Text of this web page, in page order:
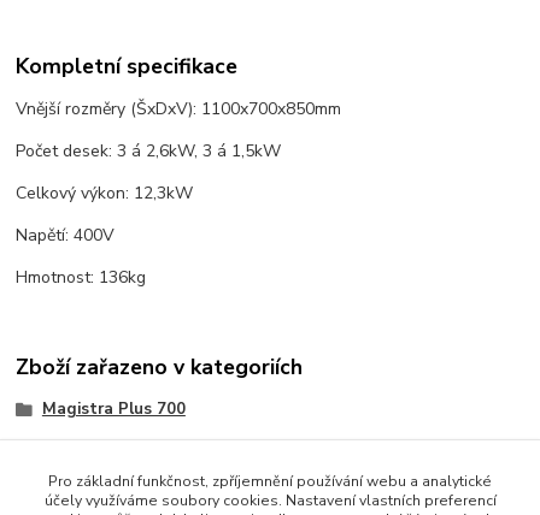
Kompletní specifikace
Vnější rozměry (ŠxDxV): 1100x700x850mm
Počet desek: 3 á 2,6kW, 3 á 1,5kW
Celkový výkon: 12,3kW
Napětí: 400V
Hmotnost: 136kg
Zboží zařazeno v kategoriích
Magistra Plus 700
Elektrické sporáky a vařidla
Pro základní funkčnost, zpříjemnění používání webu a analytické
účely využíváme soubory cookies. Nastavení vlastních preferencí